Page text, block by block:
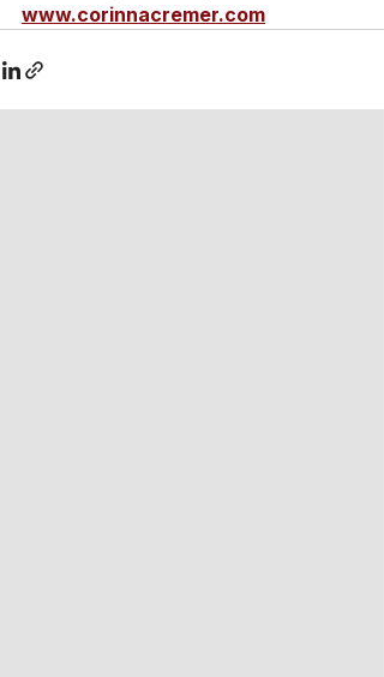
www.corinnacremer.com